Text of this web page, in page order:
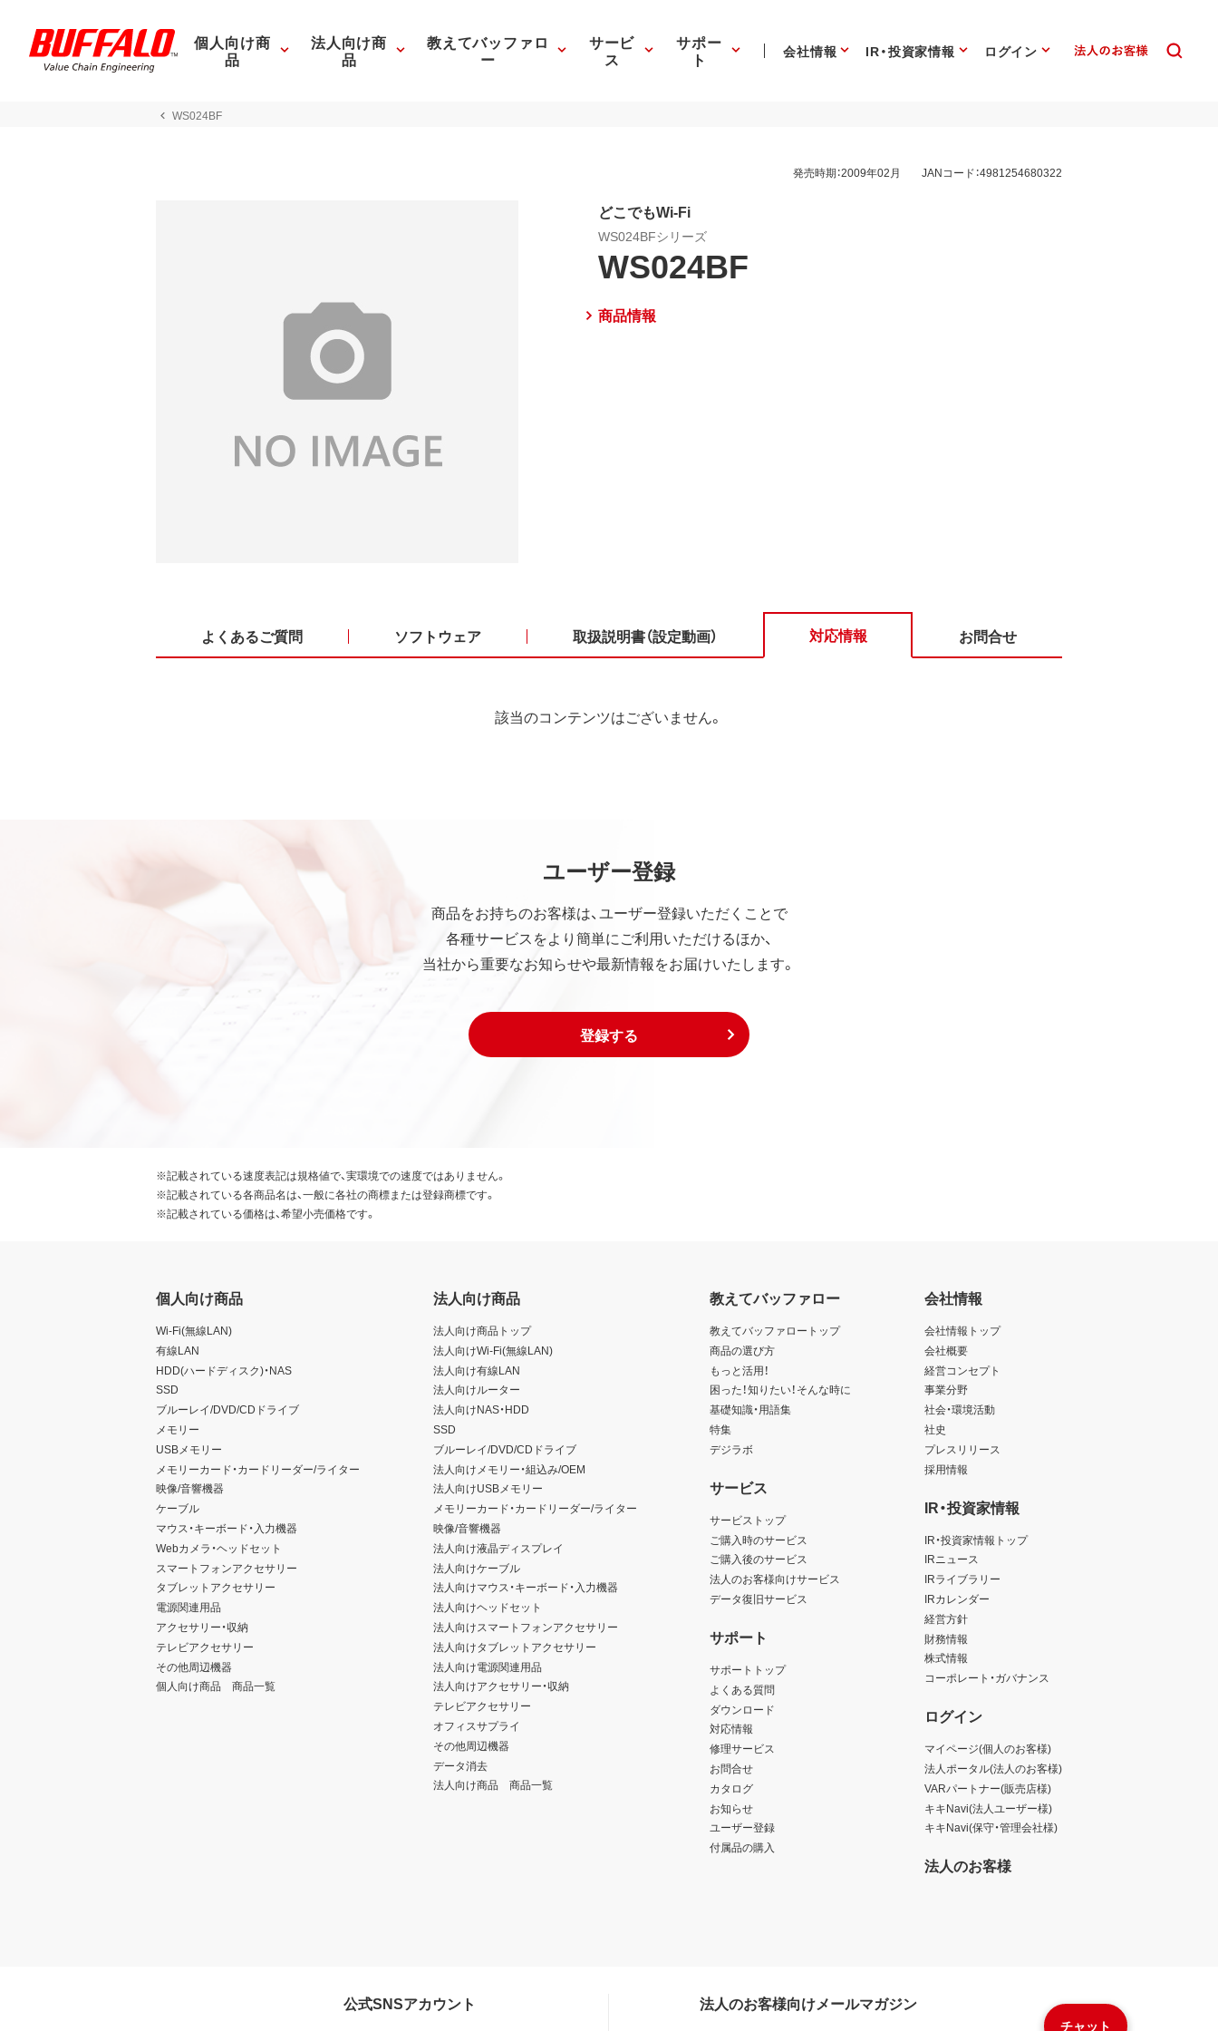
個人向け商
品
法人向け商
品
教えてバッファロ
ー
サービ
ス
サポー
ト 会社情報 IR・投資家情報 ログイン
WS024BF
発売時期：2009年02月 JANコード：4981254680322
どこでもWi-Fi
WS024BFシリーズ
WS024BF
商品情報
よくあるご質問 ソフトウェア 取扱説明書（設定動画） 対応情報 お問合せ
該当のコンテンツはございません。
ユーザー登録
商品をお持ちのお客様は、ユーザー登録いただくことで
各種サービスをより簡単にご利用いただけるほか、
当社から重要なお知らせや最新情報をお届けいたします。
登録する
チャット
※記載されている速度表記は規格値で、実環境での速度ではありません。
※記載されている各商品名は、一般に各社の商標または登録商標です。
※記載されている価格は、希望小売価格です。
個人向け商品
Wi-Fi(無線LAN)
有線LAN
HDD(ハードディスク)・NAS
SSD
ブルーレイ/DVD/CDドライブ
メモリー
USBメモリー
メモリーカード・カードリーダー/ライター
映像/音響機器
ケーブル
マウス・キーボード・入力機器
Webカメラ・ヘッドセット
スマートフォンアクセサリー
タブレットアクセサリー
電源関連用品
アクセサリー・収納
テレビアクセサリー
その他周辺機器
個人向け商品 商品一覧
法人向け商品
法人向け商品トップ
法人向けWi-Fi(無線LAN)
法人向け有線LAN
法人向けルーター
法人向けNAS・HDD
SSD
ブルーレイ/DVD/CDドライブ
法人向けメモリー・組込み/OEM
法人向けUSBメモリー
メモリーカード・カードリーダー/ライター
映像/音響機器
法人向け液晶ディスプレイ
法人向けケーブル
法人向けマウス・キーボード・入力機器
法人向けヘッドセット
法人向けスマートフォンアクセサリー
法人向けタブレットアクセサリー
法人向け電源関連用品
法人向けアクセサリー・収納
テレビアクセサリー
オフィスサプライ
その他周辺機器
データ消去
法人向け商品 商品一覧
教えてバッファロー
教えてバッファロートップ
商品の選び方
もっと活用！
困った！知りたい！そんな時に
基礎知識・用語集
特集
デジラボ
サービス
サービストップ
ご購入時のサービス
ご購入後のサービス
法人のお客様向けサービス
データ復旧サービス
サポート
サポートトップ
よくある質問
ダウンロード
対応情報
修理サービス
お問合せ
カタログ
お知らせ
ユーザー登録
付属品の購入
会社情報
会社情報トップ
会社概要
経営コンセプト
事業分野
社会・環境活動
社史
プレスリリース
採用情報
IR・投資家情報
IR・投資家情報トップ
IRニュース
IRライブラリー
IRカレンダー
経営方針
財務情報
株式情報
コーポレート・ガバナンス
ログイン
マイページ(個人のお客様)
法人ポータル(法人のお客様)
VARパートナー(販売店様)
キキNavi(法人ユーザー様)
キキNavi(保守・管理会社様)
法人のお客様
公式SNSアカウント 法人のお客様向けメールマガジン